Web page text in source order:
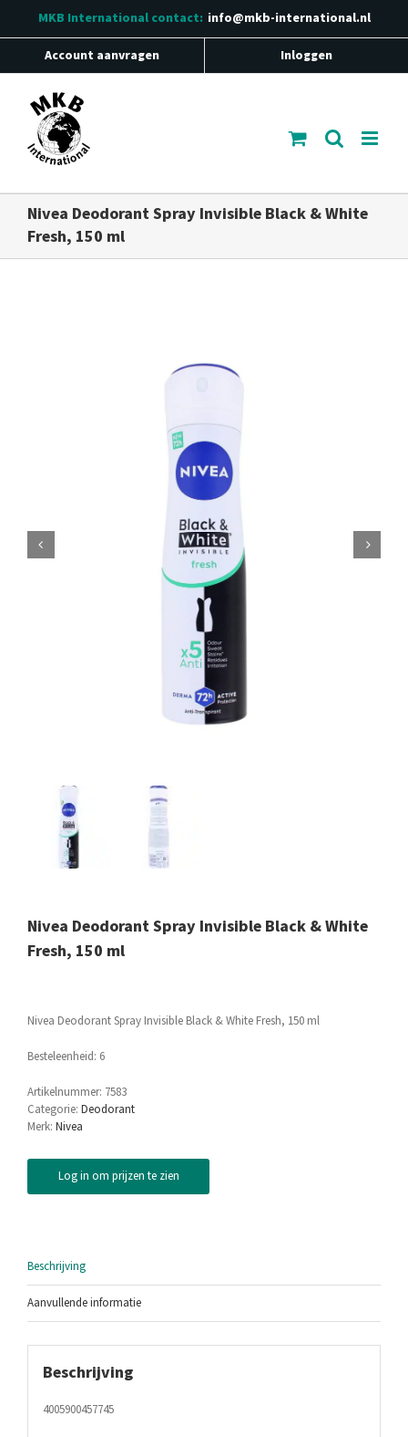
inhoud
MKB Internationalcontact: info@mkb-international.nl
Account aanvragen Inloggen
Nivea Deodorant Spray Invisible Black & White
Fresh, 150 ml
Nivea Deodorant Spray Invisible Black & White
Fresh, 150 ml
Nivea Deodorant Spray Invisible Black & White Fresh, 150 ml
Besteleenheid: 6
Artikelnummer: 7583
Categorie: Deodorant
Merk: Nivea
Log in om prijzen te zien
Beschrijving
Aanvullende informatie
Beschrijving
4005900457745